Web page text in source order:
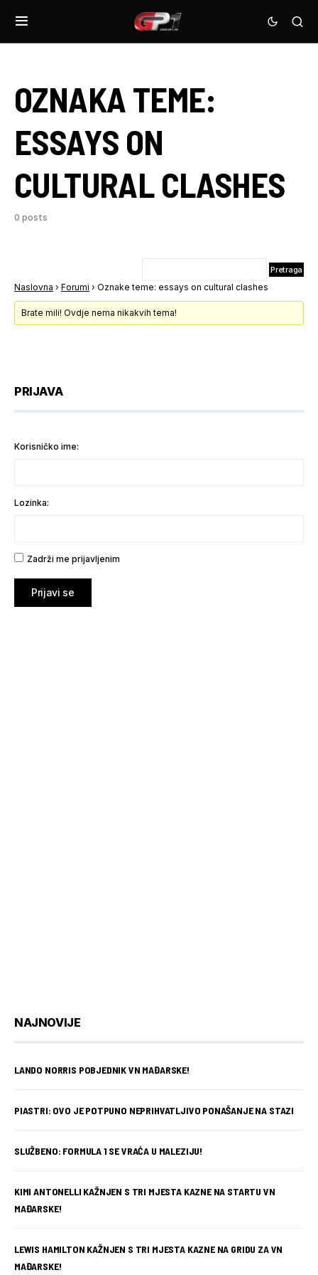
OZNAKA TEME:
ESSAYS ON
CULTURAL CLASHES
0 posts
Naslovna › Forumi › Oznake teme: essays on cultural clashes
Brate mili! Ovdje nema nikakvih tema!
PRIJAVA
Korisničko ime:
Lozinka:
Zadrži me prijavljenim
Prijavi se
NAJNOVIJE
LANDO NORRIS POBJEDNIK VN MAĐARSKE!
PIASTRI: OVO JE POTPUNO NEPRIHVATLJIVO PONAŠANJE NA STAZI
SLUŽBENO: FORMULA 1 SE VRAĆA U MALEZIJU!
KIMI ANTONELLI KAŽNJEN S TRI MJESTA KAZNE NA STARTU VN
MAĐARSKE!
LEWIS HAMILTON KAŽNJEN S TRI MJESTA KAZNE NA GRIDU ZA VN
MAĐARSKE!